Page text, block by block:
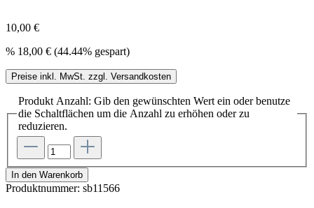
10,00 €
% 18,00 € (44.44% gespart)
Preise inkl. MwSt. zzgl. Versandkosten
Produkt Anzahl: Gib den gewünschten Wert ein oder benutze
die Schaltflächen um die Anzahl zu erhöhen oder zu
reduzieren.
In den Warenkorb
Produktnummer: sb11566